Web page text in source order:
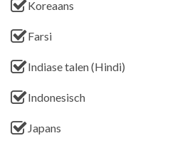
Koreaans
Farsi
Indiase talen (Hindi)
Indonesisch
Japans